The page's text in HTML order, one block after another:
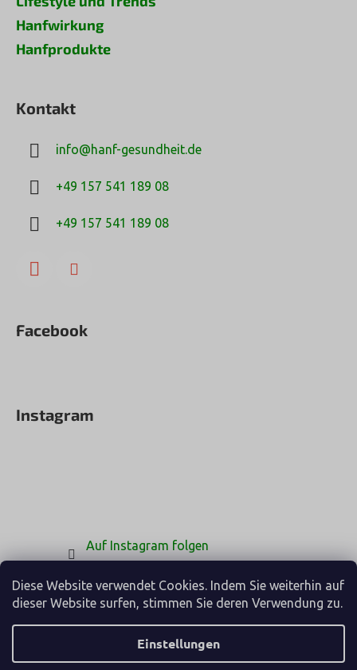
Diese Website verwendet Cookies. Indem Sie weiterhin auf
dieser Website surfen, stimmen Sie deren Verwendung zu.
Einstellungen
Hanfwirkung
Hanfprodukte
Kontakt
info@hanf-gesundheit.de
+49 157 541 189 08
+49 157 541 189 08
Facebook
Instagram
Auf Instagram folgen